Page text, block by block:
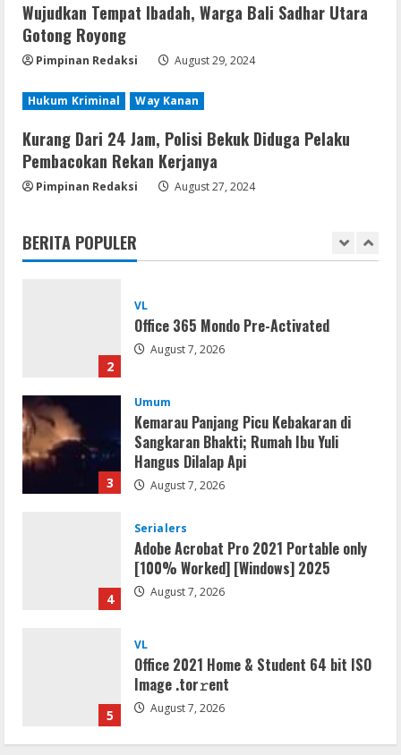
Wujudkan Tempat Ibadah, Warga Bali Sadhar Utara
Gotong Royong
Pimpinan Redaksi August 29, 2024
Hukum Kriminal Way Kanan
Kurang Dari 24 Jam, Polisi Bekuk Diduga Pelaku
Pembacokan Rekan Kerjanya
Pimpinan Redaksi August 27, 2024
BERITA POPULER
4 August 7, 2026
5
VL
Image .tоr𝚛еnt
1
Serialers
jv16 PowerTools Free[Activated]
2
VL
Office 365 Mondo Pre-Activated
August 7, 2026
3
Umum
Kemarau Panjang Picu Kebakaran di
Sangkaran Bhakti; Rumah Ibu Yuli
Hangus Dilalap Api
August 7, 2026
4
Serialers
Adobe Acrobat Pro 2021 Portable only
[100% Worked] [Windows] 2025
August 7, 2026
5
VL
Office 2021 Home & Student 64 bit ISO
Image .tоr𝚛еnt
August 7, 2026